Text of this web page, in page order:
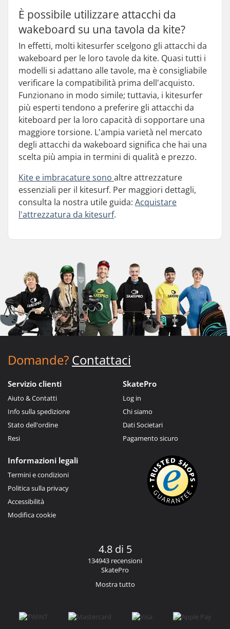
È possibile utilizzare attacchi da
wakeboard su una tavola da kite?
In effetti, molti kitesurfer scelgono gli attacchi da
wakeboard per le loro tavole da kite. Quasi tutti i
modelli si adattano alle tavole, ma è consigliabile
verificare la compatibilità prima dell'acquisto.
Funzionano in modo simile; tuttavia, i kitesurfer
più esperti tendono a preferire gli attacchi da
kiteboard per la loro capacità di sopportare una
maggiore torsione. L'ampia varietà nel mercato
degli attacchi da wakeboard significa che hai una
scelta più ampia in termini di qualità e prezzo.
Kite e imbracature sono altre attrezzature
essenziali per il kitesurf. Per maggiori dettagli,
consulta la nostra utile guida: Acquistare
l'attrezzatura da kitesurf.
Domande? Contattaci
Servizio clienti
Aiuto & Contatti
Info sulla spedizione
Stato dell'ordine
Resi
SkatePro
Log in
Chi siamo
Dati Societari
Pagamento sicuro
Informazioni legali
Termini e condizioni
Politica sulla privacy
Accessibilità
Modifica cookie
4.8 di 5
134943 recensioni
SkatePro
Mostra tutto